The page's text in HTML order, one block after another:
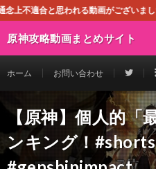
画がございましたら、下記お問
原神攻略動画まとめサイト
ホーム お問い合わせ
【原神】個人的「
ンキング！